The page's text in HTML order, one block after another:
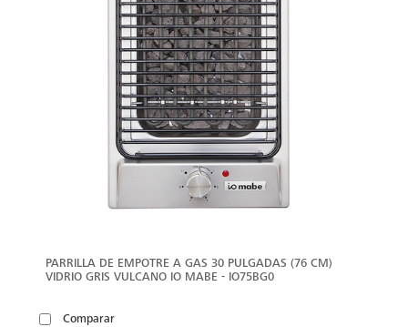
PARRILLA DE EMPOTRE A GAS 30 PULGADAS (76 CM)
VIDRIO GRIS VULCANO IO MABE - IO75BG0
Comparar